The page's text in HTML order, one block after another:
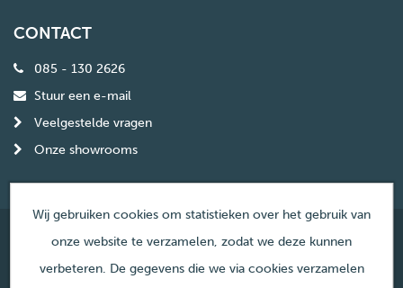
CONTACT
085 - 130 2626
Stuur een e-mail
Veelgestelde vragen
Onze showrooms
© Copyright Haardencentrum Nederland
Wij gebruiken cookies om statistieken over het gebruik van
onze website te verzamelen, zodat we deze kunnen
verbeteren. De gegevens die we via cookies verzamelen